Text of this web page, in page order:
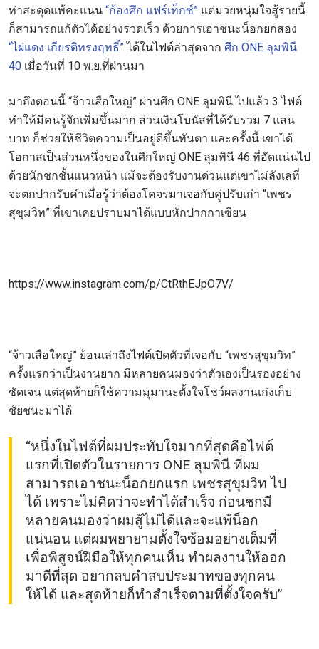
ท่าสะดุดแพ้คะแนน “ก้องศึก แฟร์เท็กซ์” แต่มวยหนุ่มใจสู้รายนี้
ก็สามารถแก้ตัวได้อย่างรวดเร็ว ด้วยการเอาชนะน็อกยกสอง
“ไผ่แดง เกียรติทรงฤทธิ์”ได้ในไฟต์ล่าสุดจาก ศึก ONE ลุมพินี
40 เมื่อวันที่ 10 พ.ย.ที่ผ่านมา
มาถึงตอนนี้ “จ้าวเสือใหญ่” ผ่านศึก ONE ลุมพินี ไปแล้ว 3 ไฟต์
ทำให้มีคนรู้จักเพิ่มขึ้นมาก ส่วนเงินโบนัสที่ได้รับรวม 7 แสน
บาท ก็ช่วยให้ชีวิตความเป็นอยู่ดีขึ้นทันตา และครั้งนี้ เขาได้
โอกาสเป็นส่วนหนึ่งของในศึกใหญ่ ONE ลุมพินี 46 ที่อัดแน่นไป
ด้วยนักชกชั้นแนวหน้า แม้จะต้องรับงานด่วนแต่เขาไม่ลังเลที่
จะตกปากรับคำเมื่อรู้ว่าต้องโคจรมาเจอกับคู่ปรับเก่า “เพชร
สุขุมวิท” ที่เขาเคยปราบมาได้แบบหักปากกาเซียน
https://www.instagram.com/p/CtRthEJpO7V/
“จ้าวเสือใหญ่” ย้อนเล่าถึงไฟต์เปิดตัวที่เจอกับ “เพชรสุขุมวิท”
ครั้งแรกว่าเป็นงานยาก มีหลายคนมองว่าตัวเองเป็นรองอย่าง
ชัดเจน แต่สุดท้ายก็ใช้ความมุมานะตั้งใจโชว์ผลงานเก่งเก็บ
ชัยชนะมาได้
“หนึ่งในไฟต์ที่ผมประทับใจมากที่สุดคือไฟต์
แรกที่เปิดตัวในรายการ ONE ลุมพินี ที่ผม
สามารถเอาชนะน็อกยกแรก เพชรสุขุมวิท ไป
ได้ เพราะไม่คิดว่าจะทำได้สำเร็จ ก่อนชกมี
หลายคนมองว่าผมสู้ไม่ได้และจะแพ้น็อก
แน่นอน แต่ผมพยายามตั้งใจซ้อมอย่างเต็มที่
เพื่อพิสูจน์ฝีมือให้ทุกคนเห็น ทำผลงานให้ออก
มาดีที่สุด อยากลบคำสบประมาทของทุกคน
ให้ได้ และสุดท้ายก็ทำสำเร็จตามที่ตั้งใจครับ”